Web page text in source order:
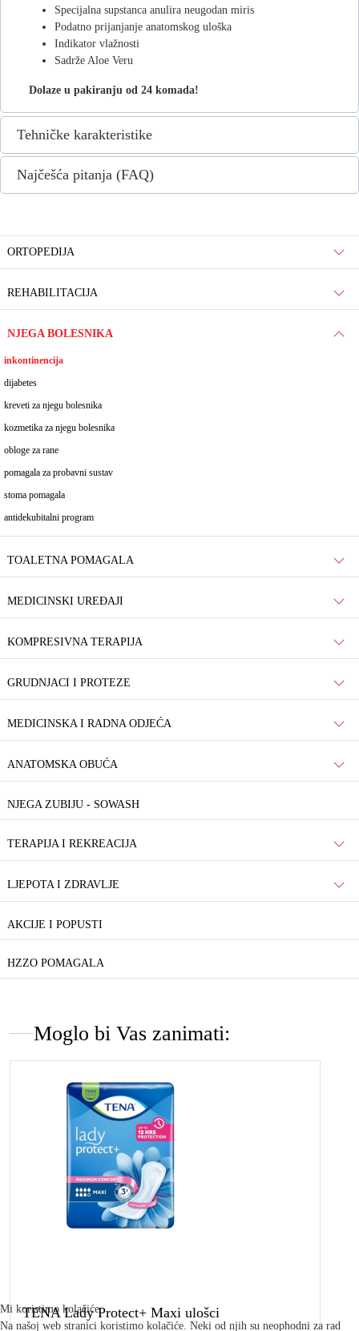
ORTOPEDIJA
REHABILITACIJA
NJEGA BOLESNIKA
inkontinencija
dijabetes
kreveti za njegu bolesnika
kozmetika za njegu bolesnika
obloge za rane
pomagala za probavni sustav
stoma pomagala
antidekubitalni program
TOALETNA POMAGALA
MEDICINSKI UREĐAJI
KOMPRESIVNA TERAPIJA
GRUDNJACI I PROTEZE
MEDICINSKA I RADNA ODJEĆA
ANATOMSKA OBUĆA
NJEGA ZUBIJU - SOWASH
TERAPIJA I REKREACIJA
LJEPOTA I ZDRAVLJE
AKCIJE I POPUSTI
HZZO POMAGALA
Specijalna supstanca anulira neugodan miris
Podatno prijanjanje anatomskog uloška
Indikator vlažnosti
Sadrže Aloe Veru
Dolaze u pakiranju od 24 komada!
Tehničke karakteristike
Najčešća pitanja (FAQ)
Moglo bi Vas zanimati:
TENA Lady Protect+ Maxi ulošci
Mi koristimo kolačiće
Na našoj web stranici koristimo kolačiće. Neki od njih su neophodni za rad